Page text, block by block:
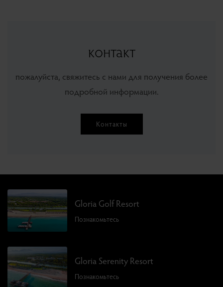
контакт
пожалуйста, свяжитесь с нами для получения более
подробной информации.
Контакты
Gloria Golf Resort
Познакомьтесь
Gloria Serenity Resort
Познакомьтесь